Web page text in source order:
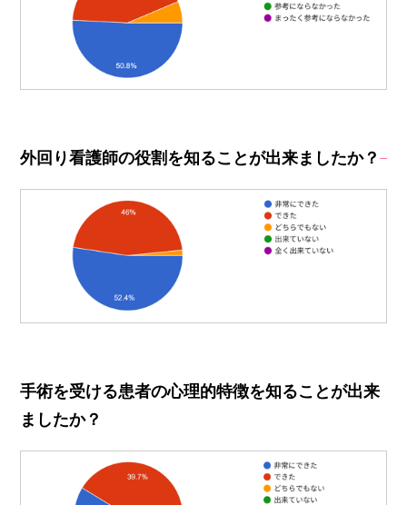
外回り看護師の役割を知ることが出来ましたか？
手術を受ける患者の心理的特徴を知ることが出来
ましたか？